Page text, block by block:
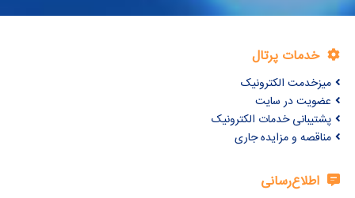
خدمات پرتال
میزخدمت الکترونیک
عضویت در سایت
پشتیبانی خدمات الکترونیک
مناقصه و مزایده جاری
اطلاع‌رسانی